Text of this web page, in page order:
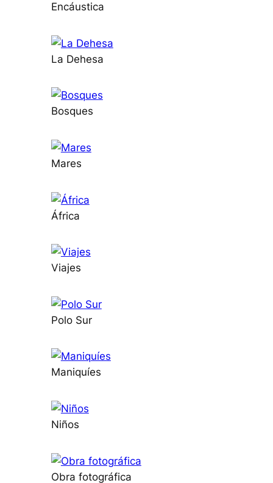
Encáustica
La Dehesa
Bosques
Mares
África
Viajes
Polo Sur
Maniquíes
Niños
Obra fotográfica